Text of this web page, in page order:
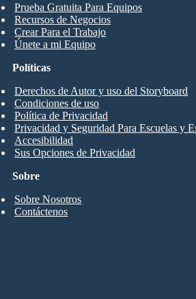
Prueba Gratuita Para Equipos
Recursos de Negocios
Crear Para el Trabajo
Únete a mi Equipo
Sobre
Sobre Nosotros
Contáctenos
Políticas
Derechos de Autor y uso del Storyboard
Condiciones de uso
Política de Privacidad
Privacidad y Seguridad Para Escuelas y
Accesibilidad
Sus Opciones de Privacidad